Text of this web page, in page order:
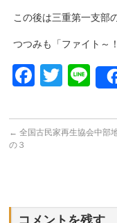
この後は三重第一支部
つつみも「ファイト～
← 全国古民家再生協会中部
の３